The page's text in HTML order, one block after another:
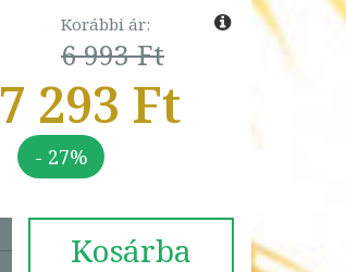
Korábbi ár:
6 993 Ft
7 293 Ft
- 27%
Kosárba